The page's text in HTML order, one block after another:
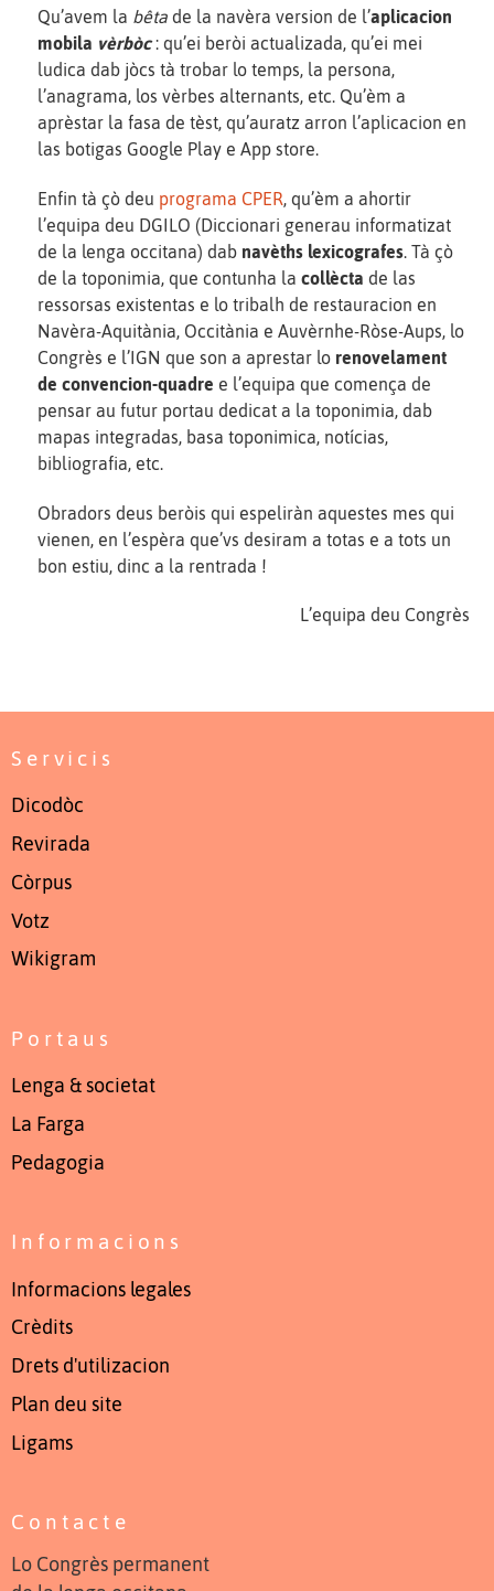
Qu’avem la bêta de la navèra version de l’aplicacion
mobila vèrbòc : qu’ei beròi actualizada, qu’ei mei
ludica dab jòcs tà trobar lo temps, la persona,
l’anagrama, los vèrbes alternants, etc. Qu’èm a
aprèstar la fasa de tèst, qu’auratz arron l’aplicacion en
las botigas Google Play e App store.
Enfin tà çò deu programa CPER, qu’èm a ahortir
l’equipa deu DGILO (Diccionari generau informatizat
de la lenga occitana) dab navèths lexicografes. Tà çò
de la toponimia, que contunha la collècta de las
ressorsas existentas e lo tribalh de restauracion en
Navèra-Aquitània, Occitània e Auvèrnhe-Ròse-Aups, lo
Congrès e l’IGN que son a aprestar lo renovelament
de convencion-quadre e l’equipa que comença de
pensar au futur portau dedicat a la toponimia, dab
mapas integradas, basa toponimica, notícias,
bibliografia, etc.
Obradors deus beròis qui espeliràn aquestes mes qui
vienen, en l’espèra que’vs desiram a totas e a tots un
bon estiu, dinc a la rentrada !
L’equipa deu Congrès
Servicis
Dicodòc
Revirada
Còrpus
Votz
Wikigram
Portaus
Lenga & societat
La Farga
Pedagogia
Informacions
Informacions legales
Crèdits
Drets d'utilizacion
Plan deu site
Ligams
Contacte
Lo Congrès permanent